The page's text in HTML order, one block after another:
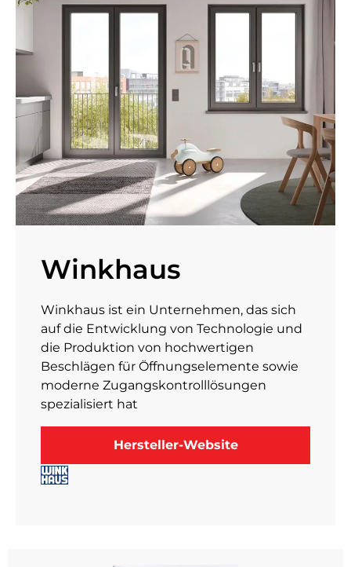
Winkhaus
Winkhaus ist ein Unternehmen, das sich
auf die Entwicklung von Technologie und
die Produktion von hochwertigen
Beschlägen für Öffnungselemente sowie
moderne Zugangskontrolllösungen
spezialisiert hat
Hersteller-Website